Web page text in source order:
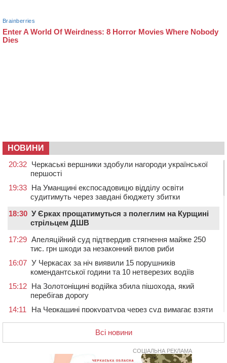
НОВИНИ
20:32 Черкаські вершники здобули нагороди української
першості
19:33 На Уманщині експосадовицю відділу освіти
судитимуть через завдані бюджету збитки
18:30 У Єрках прощатимуться з полеглим на Курщині
стрільцем ДШВ
17:29 Апеляційний суд підтвердив стягнення майже 250
тис. грн шкоди за незаконний вилов риби
16:07 У Черкасах за ніч виявили 15 порушників
комендантської години та 10 нетверезих водіїв
15:12 На Золотоніщині водійка збила пішохода, який
перебігав дорогу
14:11
На Черкащині прокуратура через суд вимагає взяти
У Смілі біля магазину під колесами вантажівки
загинула жінка
У Черкасах пропонують для приватизації
Всі новини
СОЦІАЛЬНА РЕКЛАМА